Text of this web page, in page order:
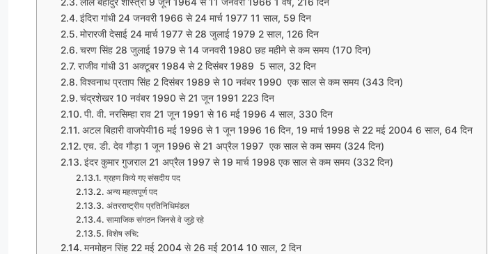
इंदिरा गांधी 24 जनवरी 1966 से 24 मार्च 1977 11 साल, 59 दिन
मोरारजी देसाई 24 मार्च 1977 से 28 जुलाई 1979 2 साल, 126 दिन
चरण सिंह 28 जुलाई 1979 से 14 जनवरी 1980 छह महीने से कम समय (170 दिन)
राजीव गांधी 31 अक्टूबर 1984 से 2 दिसंबर 1989 5 साल, 32 दिन
विश्वनाथ प्रताप सिंह 2 दिसंबर 1989 से 10 नवंबर 1990 एक साल से कम समय (343 दिन)
चंद्रशेखर 10 नवंबर 1990 से 21 जून 1991 223 दिन
पी. वी. नरसिम्हा राव 21 जून 1991 से 16 मई 1996 4 साल, 330 दिन
अटल बिहारी वाजपेयी16 मई 1996 से 1 जून 1996 16 दिन, 19 मार्च 1998 से 22 मई 2004 6 साल, 64 दिन
एच. डी. देव गौड़ा 1 जून 1996 से 21 अप्रैल 1997 एक साल से कम समय (324 दिन)
इंदर कुमार गुजराल 21 अप्रैल 1997 से 19 मार्च 1998 एक साल से कम समय (332 दिन)
ग्रहण किये गए संसदीय पद
अन्य महत्वपूर्ण पद
अंतरराष्ट्रीय प्रतिनिधिमंडल
सामाजिक संगठन जिनसे वे जुड़े रहे
विशेष रुचि:
मनमोहन सिंह 22 मई 2004 से 26 मई 2014 10 साल, 2 दिन